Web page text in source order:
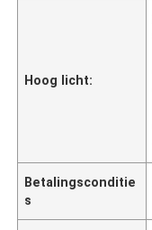
Hoog licht:
Betalingsconditie
s